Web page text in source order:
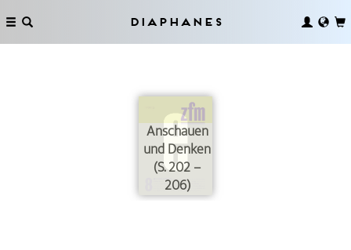
Diaphanes
Anschauen
und Denken
(S. 202 –
206)